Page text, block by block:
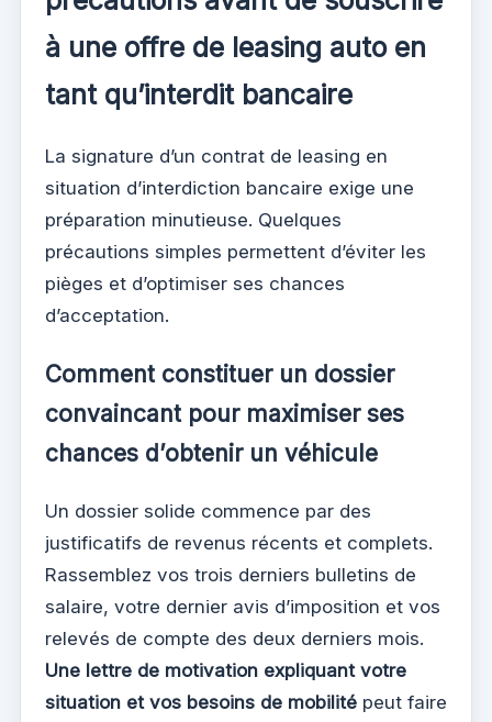
à une offre de leasing auto en
tant qu’interdit bancaire
La signature d’un contrat de leasing en
situation d’interdiction bancaire exige une
préparation minutieuse. Quelques
précautions simples permettent d’éviter les
pièges et d’optimiser ses chances
d’acceptation.
Comment constituer un dossier
convaincant pour maximiser ses
chances d’obtenir un véhicule
Un dossier solide commence par des
justificatifs de revenus récents et complets.
Rassemblez vos trois derniers bulletins de
salaire, votre dernier avis d’imposition et vos
relevés de compte des deux derniers mois.
Une lettre de motivation expliquant votre
situation et vos besoins de mobilité peut faire